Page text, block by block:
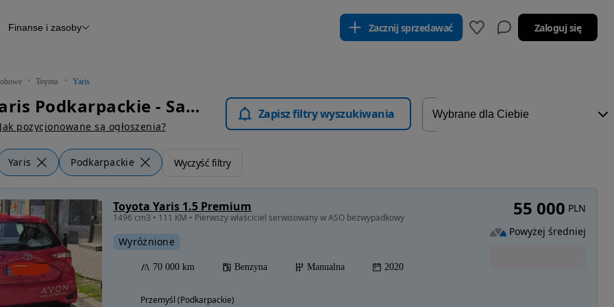
Raport z inspekcji
Otomoto News
Finanse i zasoby Zacznij sprzedawać Zaloguj się
Toyota Yaris
Toyota Yaris Podkarpackie - Samochody Osobowe
Jak pozycjonowane są ogłoszenia?
Zapisz filtry wyszukiwania
Yaris Podkarpackie Wyczyść filtry
Toyota Yaris 1.5 Premium
1496 cm3 • 111 KM • Pierwszy właściciel serwisowany w ASO bezwypadkowy
Wyróżnione
70 000 km Benzyna Manualna 2020
Przemyśl (Podkarpackie)
55 000 PLN
Powyżej średniej